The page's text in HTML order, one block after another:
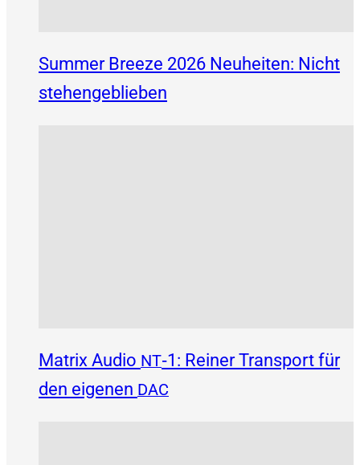
Summer Breeze 2026 Neuheiten: Nicht
stehengeblieben
Matrix Audio NT‑1: Reiner Transport für
den eigenen DAC